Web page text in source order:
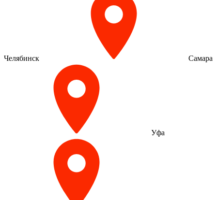
Челябинск Самара
Уфа